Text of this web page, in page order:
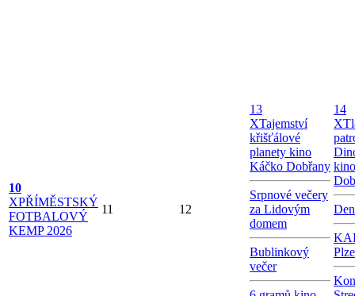
10
XPŘÍMĚSTSKÝ
FOTBALOVÝ
KEMP 2026
11 12
13
XTajemství
křišťálové
planety kino
Káčko Dobřany
Srpnové večery
za Lidovým
domem
Bublinkový
večer
14
X